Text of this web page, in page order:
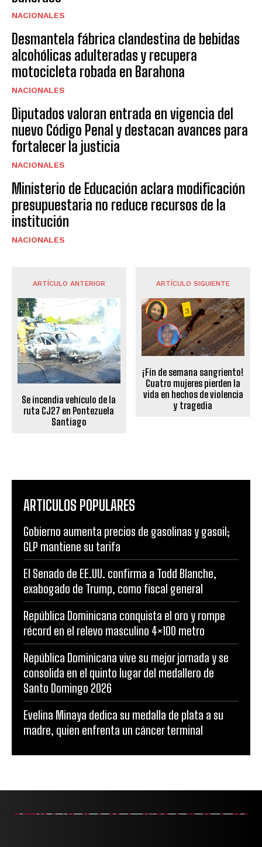
NACIONALES
Desmantela fábrica clandestina de bebidas
alcohólicas adulteradas y recupera
motocicleta robada en Barahona
NACIONALES
Diputados valoran entrada en vigencia del
nuevo Código Penal y destacan avances para
fortalecer la justicia
NACIONALES
Ministerio de Educación aclara modificación
presupuestaria no reduce recursos de la
institución
NACIONALES
ARTÍCULO ANTERIOR
Se incendia vehículo de la
ruta CJ27 en Pontezuela
Santiago
ARTÍCULO SIGUIENTE
¡Fin de semana sangriento!
Cuatro mujeres pierden la
vida en hechos de violencia
y tragedia
ARTICULOS POPULARES
Gobierno aumenta precios de gasolinas y gasoil;
GLP mantiene su tarifa
El Senado de EE.UU. confirma a Todd Blanche,
exabogado de Trump, como fiscal general
República Dominicana conquista el oro y rompe
récord en el relevo masculino 4×100 metro
República Dominicana vive su mejor jornada y se
consolida en el quinto lugar del medallero de
Santo Domingo 2026
Evelina Minaya dedica su medalla de plata a su
madre, quien enfrenta un cáncer terminal